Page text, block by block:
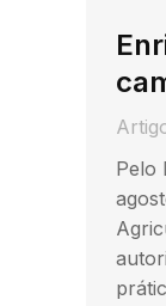
Pelo